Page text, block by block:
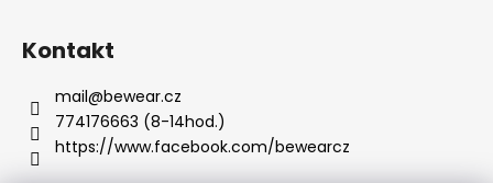
Kontakt
mail@bewear.cz
774176663 (8-14hod.)
https://www.facebook.com/bewearcz